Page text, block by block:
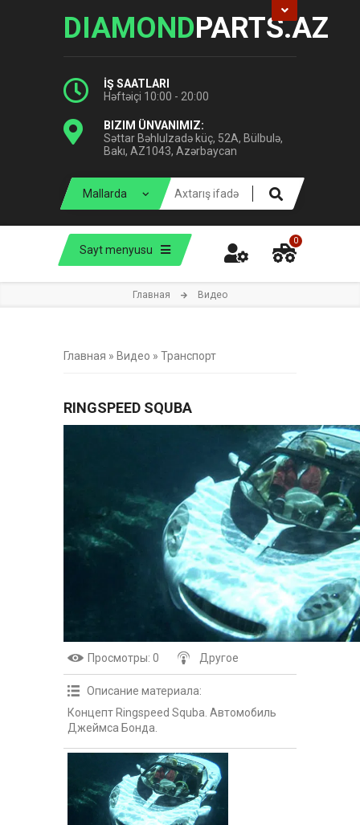
DIAMONDPARTS.AZ
İŞ SAATLARI
Həftəiçi 10:00 - 20:00
BIZIM ÜNVANIMIZ:
Səttar Bəhlulzadə küç, 52A, Bülbulə,
Bakı, AZ1043, Azərbaycan
Sayt menyusu
0
Главная Видео
Главная » Видео » Транспорт
RINGSPEED SQUBA
Просмотры: 0 Другое
Описание материала:
Концепт Ringspeed Squba. Автомобиль
Джеймса Бонда.